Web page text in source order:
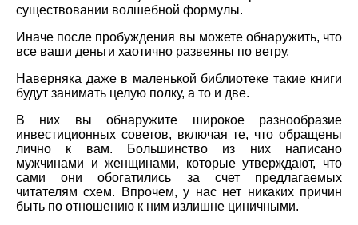
существовании волшебной формулы.
Иначе после пробуждения вы можете обнаружить, что
все ваши деньги хаотично развеяны по ветру.
Наверняка даже в маленькой библиотеке такие книги
будут занимать целую полку, а то и две.
В них вы обнаружите широкое разнообразие
инвестиционных советов, включая те, что обращены
лично к вам. Большинство из них написано
мужчинами и женщинами, которые утверждают, что
сами они обогатились за счет предлагаемых
читателям схем. Впрочем, у нас нет никаких причин
быть по отношению к ним излишне циничными.